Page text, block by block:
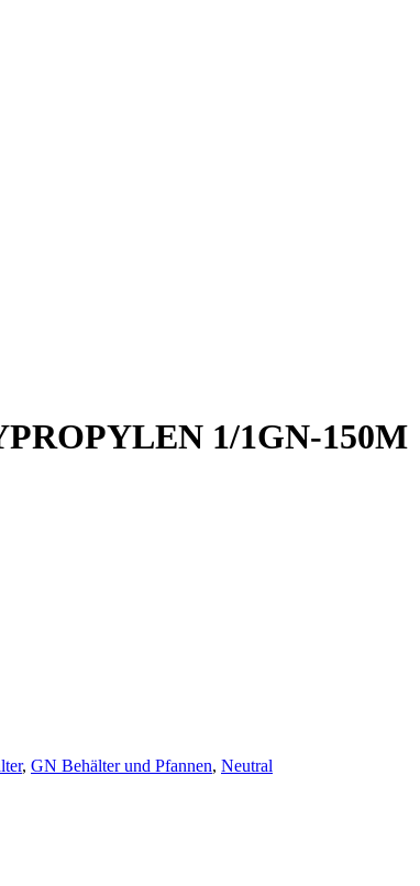
1/1GN-150M
, GN Behälter und Pfannen, Neutral